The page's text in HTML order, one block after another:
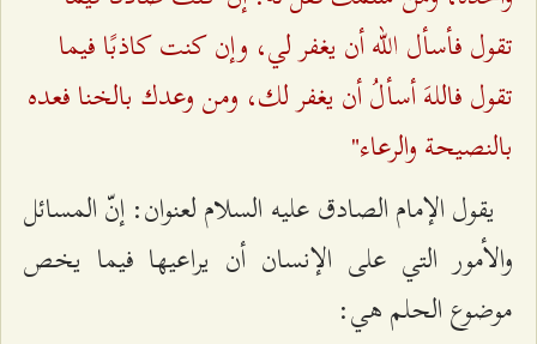
تقول فأسأل الله أن يغفر لي، وإن كنت كاذبًا فيما
تقول فاللهَ أسألُ أن يغفر لك، ومن وعدك بالخنا فعده
بالنصيحة والرعاء"
يقول الإمام الصادق عليه السلام لعنوان: إنّ المسائل
والأمور التي على الإنسان أن يراعيها فيما يخص
موضوع الحلم هي: